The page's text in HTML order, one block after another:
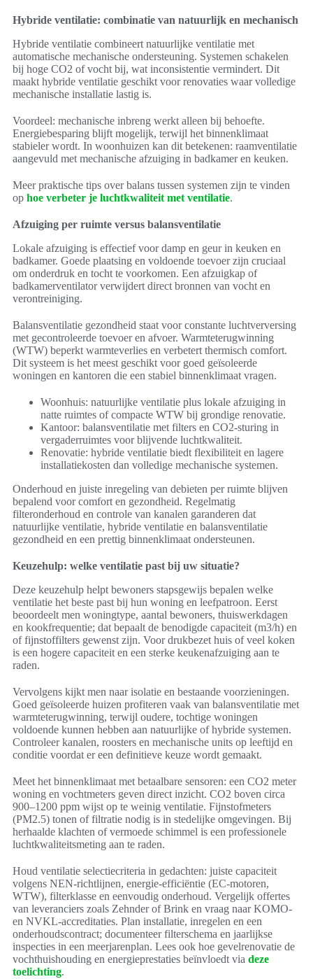
Hybride ventilatie: combinatie van natuurlijk en mechanisch
Hybride ventilatie combineert natuurlijke ventilatie met
automatische mechanische ondersteuning. Systemen schakelen
bij hoge CO2 of vocht bij, wat inconsistentie vermindert. Dit
maakt hybride ventilatie geschikt voor renovaties waar volledige
mechanische installatie lastig is.
Voordeel: mechanische inbreng werkt alleen bij behoefte.
Energiebesparing blijft mogelijk, terwijl het binnenklimaat
stabieler wordt. In woonhuizen kan dit betekenen: raamventilatie
aangevuld met mechanische afzuiging in badkamer en keuken.
Meer praktische tips over balans tussen systemen zijn te vinden
op hoe verbeter je luchtkwaliteit met ventilatie.
Afzuiging per ruimte versus balansventilatie
Lokale afzuiging is effectief voor damp en geur in keuken en
badkamer. Goede plaatsing en voldoende toevoer zijn cruciaal
om onderdruk en tocht te voorkomen. Een afzuigkap of
badkamerventilator verwijdert direct bronnen van vocht en
verontreiniging.
Balansventilatie gezondheid staat voor constante luchtverversing
met gecontroleerde toevoer en afvoer. Warmteterugwinning
(WTW) beperkt warmteverlies en verbetert thermisch comfort.
Dit systeem is het meest geschikt voor goed geïsoleerde
woningen en kantoren die een stabiel binnenklimaat vragen.
Woonhuis: natuurlijke ventilatie plus lokale afzuiging in
natte ruimtes of compacte WTW bij grondige renovatie.
Kantoor: balansventilatie met filters en CO2-sturing in
vergaderruimtes voor blijvende luchtkwaliteit.
Renovatie: hybride ventilatie biedt flexibiliteit en lagere
installatiekosten dan volledige mechanische systemen.
Onderhoud en juiste inregeling van debieten per ruimte blijven
bepalend voor comfort en gezondheid. Regelmatig
filteronderhoud en controle van kanalen garanderen dat
natuurlijke ventilatie, hybride ventilatie en balansventilatie
gezondheid en een prettig binnenklimaat ondersteunen.
Keuzehulp: welke ventilatie past bij uw situatie?
Deze keuzehulp helpt bewoners stapsgewijs bepalen welke
ventilatie het beste past bij hun woning en leefpatroon. Eerst
beoordeelt men woningtype, aantal bewoners, thuiswerkdagen
en kookfrequentie; dat bepaalt de benodigde capaciteit (m3/h) en
of fijnstoffilters gewenst zijn. Voor drukbezet huis of veel koken
is een hogere capaciteit en een sterke keukenafzuiging aan te
raden.
Vervolgens kijkt men naar isolatie en bestaande voorzieningen.
Goed geïsoleerde huizen profiteren vaak van balansventilatie met
warmteterugwinning, terwijl oudere, tochtige woningen
voldoende kunnen hebben aan natuurlijke of hybride systemen.
Controleer kanalen, roosters en mechanische units op leeftijd en
conditie voordat er een definitieve keuze wordt gemaakt.
Meet het binnenklimaat met betaalbare sensoren: een CO2 meter
woning en vochtmeters geven direct inzicht. CO2 boven circa
900–1200 ppm wijst op te weinig ventilatie. Fijnstofmeters
(PM2.5) tonen of filtratie nodig is in stedelijke omgevingen. Bij
herhaalde klachten of vermoede schimmel is een professionele
luchtkwaliteitsmeting aan te raden.
Houd ventilatie selectiecriteria in gedachten: juiste capaciteit
volgens NEN-richtlijnen, energie-efficiëntie (EC-motoren,
WTW), filterklasse en eenvoudig onderhoud. Vergelijk offertes
van leveranciers zoals Zehnder of Brink en vraag naar KOMO-
en NVKL-accreditaties. Plan installatie, inregelen en een
onderhoudscontract; documenteer filterschema en jaarlijkse
inspecties in een meerjarenplan. Lees ook hoe gevelrenovatie de
vochthuishouding en energieprestaties beïnvloedt via deze
toelichting.